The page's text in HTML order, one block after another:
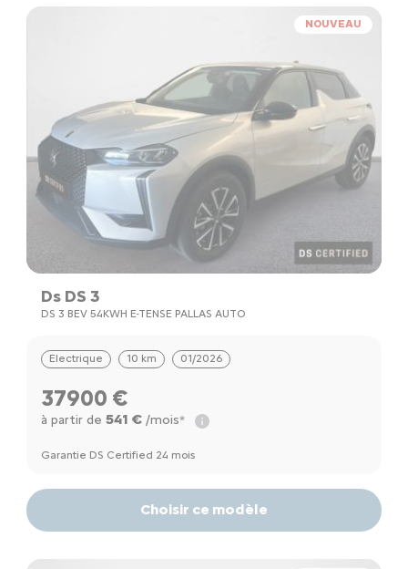
NOUVEAU
Ds DS 3
DS 3 BEV 54KWH E-TENSE PALLAS AUTO
Electrique 10 km 01/2026
37900 €
à partir de 541 €/mois*
Garantie DS Certified 24 mois
Choisir ce modèle